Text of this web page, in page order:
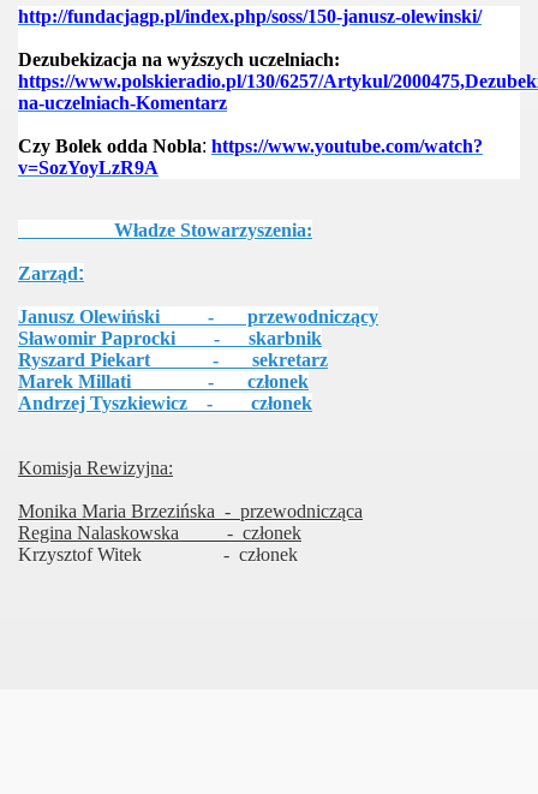
http://fundacjagp.pl/index.php/soss/150-janusz-olewinski/
Dezubekizacja na wyższych uczelniach:
https://www.polskieradio.pl/130/6257/Artykul/
na-uczelniach-Komentarz
Czy Bolek odda Nobla: https://www.youtube.com/watch?
v=SozYoyLzR9A
Władze Stowarzyszenia:
Zarząd:
Janusz Olewiński - przewodniczący
Sławomir Paprocki - skarbnik
Ryszard Piekart - sekretarz
Marek Millati - członek
Andrzej Tyszkiewicz - członek
Komisja Rewizyjna:
Monika Maria Brzezińska - przewodnicząca
Regina Nalaskowska - członek
Krzysztof Witek - członek